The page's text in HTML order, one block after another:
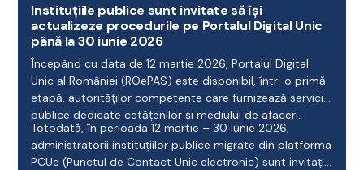
Instituțiile publice sunt invitate să își
actualizeze procedurile pe Portalul Digital Unic
până la 30 iunie 2026
Începând cu data de 12 martie 2026, Portalul Digital
Unic al României (ROePAS) este disponibil, într-o primă
etapă, autorităților competente care furnizează servicii
publice dedicate cetățenilor și mediului de afaceri.
Totodată, în perioada 12 martie – 30 iunie 2026,
administratorii instituțiilor publice migrate din platforma
PCUe (Punctul de Contact Unic electronic) sunt invitați